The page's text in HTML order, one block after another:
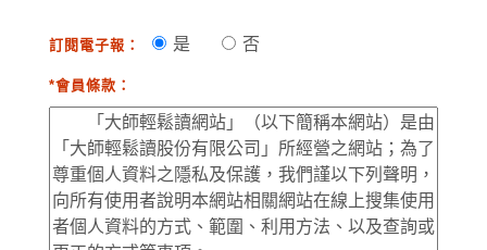
訂閱電子報： 是 否
*會員條款：